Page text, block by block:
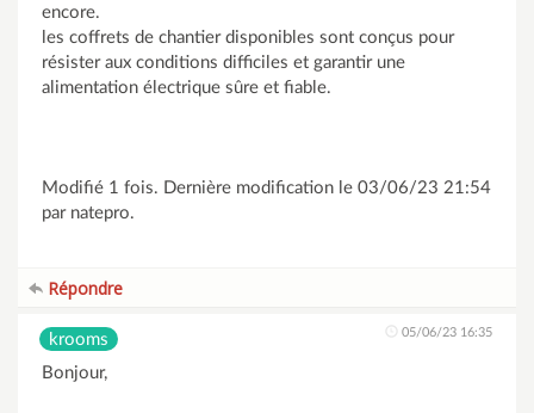
encore.
les coffrets de chantier disponibles sont conçus pour
résister aux conditions difficiles et garantir une
alimentation électrique sûre et fiable.
Modifié 1 fois. Dernière modification le 03/06/23 21:54
par natepro.
Répondre
krooms 05/06/23 16:35
Bonjour,